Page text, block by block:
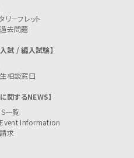
リーフレット
去問題
試 / 編入試験
相談窓口
関するNEWS
一覧
Event Information
求